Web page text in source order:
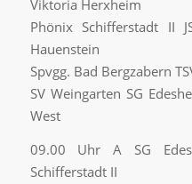
Viktoria Herxheim
Phönix Schifferstadt II
Hauenstein
Spvgg. Bad Bergzabern
SV Weingarten SG
West
09.00 Uhr A SG
Schifferstadt II